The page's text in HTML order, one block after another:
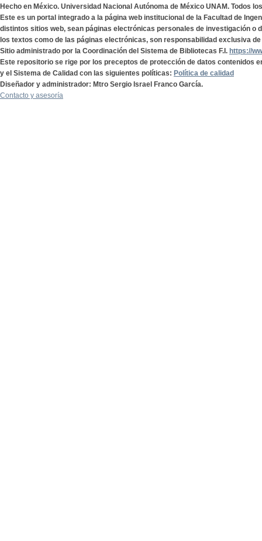
Hecho en México. Universidad Nacional Autónoma de México UNAM. Todos
Este es un portal integrado a la página web institucional de la Facultad de
distintos sitios web, sean páginas electrónicas personales de investigación o
los textos como de las páginas electrónicas, son responsabilidad exclusiva
Sitio administrado por la Coordinación del Sistema de Bibliotecas F.I. https://
Este repositorio se rige por los preceptos de protección de datos contenidos
y el Sistema de Calidad con las siguientes políticas: Política de calidad
Diseñador y administrador: Mtro Sergio Israel Franco García.
Contacto y asesoría